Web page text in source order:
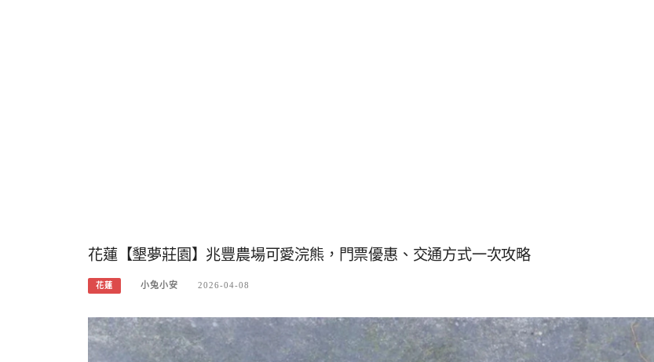
花蓮【墾夢莊園】兆豐農場可愛浣熊，門票優惠、交通方式一次攻略
花蓮 小兔小安 2026-04-08